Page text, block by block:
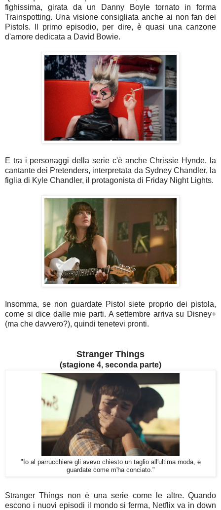
fighissima, girata da un Danny Boyle tornato in forma
Trainspotting. Una visione consigliata anche ai non fan dei
Pistols. Il primo episodio, per dire, è quasi una canzone
d'amore dedicata a David Bowie.
E tra i personaggi della serie c'è anche Chrissie Hynde, la
cantante dei Pretenders, interpretata da Sydney Chandler, la
figlia di Kyle Chandler, il protagonista di Friday Night Lights.
Insomma, se non guardate Pistol siete proprio dei pistola,
come si dice dalle mie parti. A settembre arriva su Disney+
(ma che davvero?), quindi tenetevi pronti.
Stranger Things
(stagione 4, seconda parte)
"Io al parrucchiere gli avevo chiesto un taglio all'ultima moda, e
guardate come m'ha conciato."
Stranger Things non è una serie come le altre. Quando
escono i nuovi episodi il mondo si ferma, Netflix va in down